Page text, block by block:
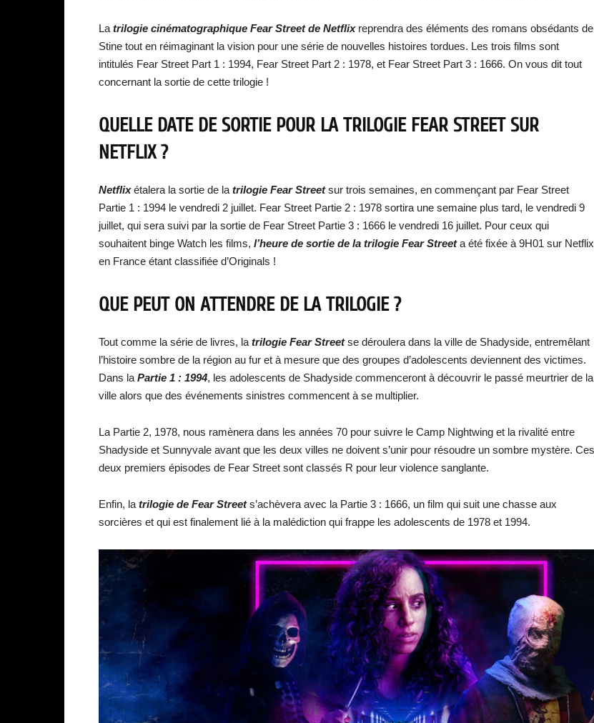
La trilogie cinématographique Fear Street de Netflix reprendra des éléments des romans obsédants de
Stine tout en réimaginant la vision pour une série de nouvelles histoires tordues. Les trois films sont
intitulés Fear Street Part 1 : 1994, Fear Street Part 2 : 1978, et Fear Street Part 3 : 1666. On vous dit tout
concernant la sortie de cette trilogie !
QUELLE DATE DE SORTIE POUR LA TRILOGIE FEAR STREET SUR
NETFLIX ?
Netflixétalera la sortie de la trilogie Fear Streetsur trois semaines, en commençant par Fear Street
Partie 1 : 1994 le vendredi 2 juillet. Fear Street Partie 2 : 1978 sortira une semaine plus tard, le vendredi 9
juillet, qui sera suivi par la sortie de Fear Street Partie 3 : 1666 le vendredi 16 juillet. Pour ceux qui
souhaitent binge Watch les films, l’heure de sortie de la trilogie Fear Streeta été fixée à 9H01 sur Netflix
en France étant classifiée d’Originals !
QUE PEUT ON ATTENDRE DE LA TRILOGIE ?
Tout comme la série de livres, la trilogie Fear Streetse déroulera dans la ville de Shadyside, entremêlant
l’histoire sombre de la région au fur et à mesure que des groupes d’adolescents deviennent des victimes.
Dans la Partie 1 : 1994, les adolescents de Shadyside commenceront à découvrir le passé meurtrier de la
ville alors que des événements sinistres commencent à se multiplier.
La Partie 2, 1978, nous ramènera dans les années 70 pour suivre le Camp Nightwing et la rivalité entre
Shadyside et Sunnyvale avant que les deux villes ne doivent s’unir pour résoudre un sombre mystère. Ces
deux premiers épisodes de Fear Street sont classés R pour leur violence sanglante.
Enfin, la trilogie de Fear Streets’achèvera avec la Partie 3 : 1666, un film qui suit une chasse aux
sorcières et qui est finalement lié à la malédiction qui frappe les adolescents de 1978 et 1994.